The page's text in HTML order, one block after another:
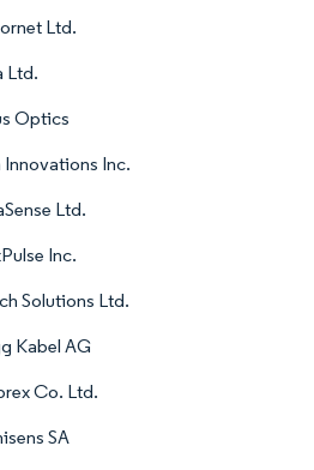
Ltd.
Ltd.
Optics
Innovations Inc.
Ltd.
Inc.
Solutions Ltd.
Kabel AG
Co. Ltd.
SA